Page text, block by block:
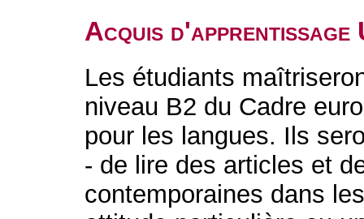
Acquis d'apprentissage
Les étudiants
niveau B2 du Cadre
pour les langues. Ils
- de lire des articles et
contemporaines dans